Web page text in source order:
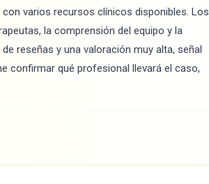
varios recursos clínicos disponibles. Los
la comprensión del equipo y la
reseñas y una valoración muy alta, señal
confirmar qué profesional llevará el caso,